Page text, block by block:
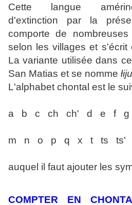
Cette langue
d'extinction par la
comporte de nombreuses
selon les villages et s'écrit
La variante utilisée dans
San Matias et se nomme
L'alphabet chontal est le
a b c ch ch' d e f
m n o p q x t ts ts'
auquel il faut ajouter les
COMPTER EN